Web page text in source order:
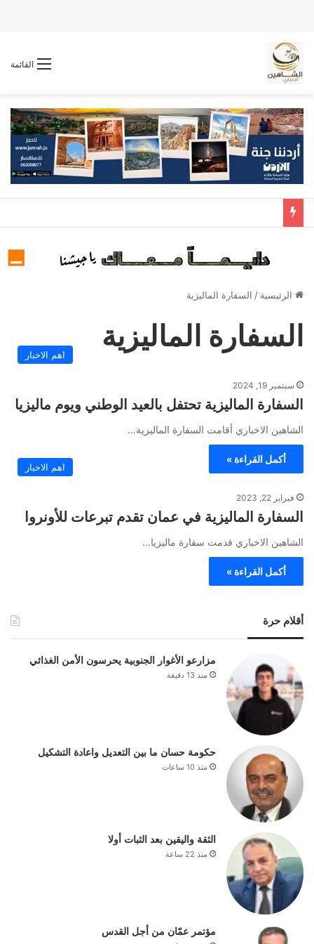
القائمة
الرئيسية / السفارة الماليزية
السفارة الماليزية
اهم الاخبار
سبتمبر 19, 2024
السفارة الماليزية تحتفل بالعيد الوطني ويوم ماليزيا
الشاهين الاخباري أقامت السفارة الماليزية…
أكمل القراءة »
اهم الاخبار
فبراير 22, 2023
السفارة الماليزية في عمان تقدم تبرعات للأونروا
الشاهين الاخباري قدمت سفارة ماليزيا…
أكمل القراءة »
أقلام حرة
مزارعو الأغوار الجنوبية يحرسون الأمن الغذائي
منذ 13 دقيقة
حكومة حسان ما بين التعديل واعادة التشكيل
منذ 10 ساعات
الثقة واليقين بعد الثبات أولا
منذ 22 ساعة
مؤتمر عمّان من أجل القدس